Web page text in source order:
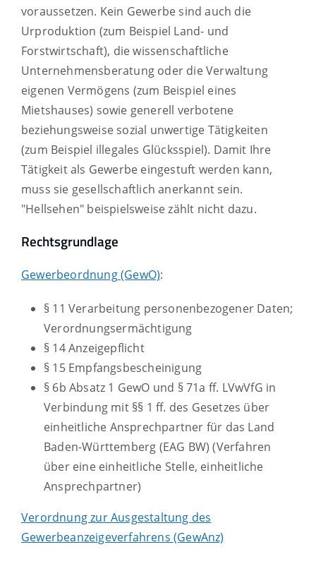
voraussetzen. Kein Gewerbe sind auch die
Urproduktion (zum Beispiel Land- und
Forstwirtschaft), die wissenschaftliche
Unternehmensberatung oder die Verwaltung
eigenen Vermögens (zum Beispiel eines
Mietshauses) sowie generell verbotene
beziehungsweise sozial unwertige Tätigkeiten
(zum Beispiel illegales Glücksspiel). Damit Ihre
Tätigkeit als Gewerbe eingestuft werden kann,
muss sie gesellschaftlich anerkannt sein.
"Hellsehen" beispielsweise zählt nicht dazu.
Rechtsgrundlage
Gewerbeordnung (GewO):
§ 11 Verarbeitung personenbezogener Daten;
Verordnungsermächtigung
§ 14 Anzeigepflicht
§ 15 Empfangsbescheinigung
§ 6b Absatz 1 GewO und § 71a ff. LVwVfG in
Verbindung mit §§ 1 ff. des Gesetzes über
einheitliche Ansprechpartner für das Land
Baden-Württemberg (EAG BW) (Verfahren
über eine einheitliche Stelle, einheitliche
Ansprechpartner)
Verordnung zur Ausgestaltung des
Gewerbeanzeigeverfahrens (GewAnz)